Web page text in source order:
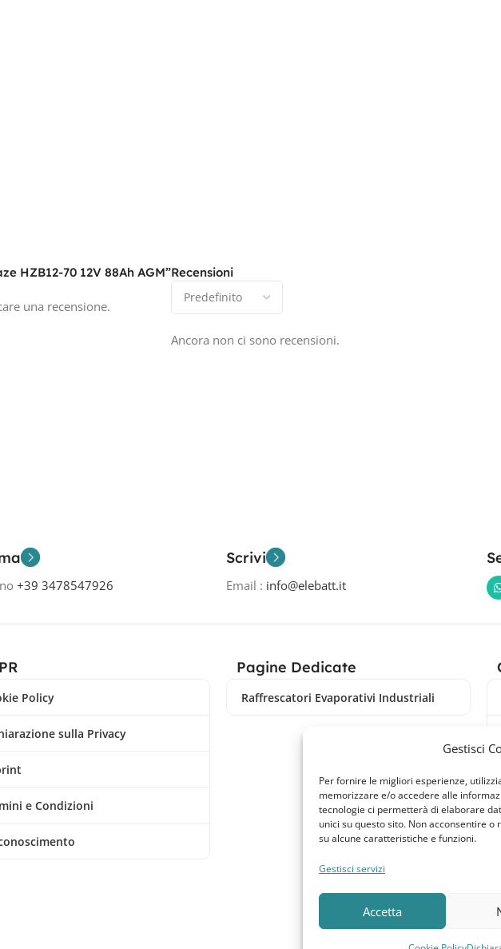
Gestisci
Per fornire le migliori esperienze,
memorizzare e/o accedere alle
tecnologie ci permetterà di elaborare
unici su questo sito. Non acconsentire
su alcune caratteristiche e funzioni.
Gestisci servizi
Accetta
Recensioni
Ancora non ci sono recensioni.
HZB12-70 12V 88Ah AGM”
una recensione.
+39 3478547926
Scrivi
Email : info@elebatt.it
Policy
sulla Privacy
e Condizioni
Pagine Dedicate
Raffrescatori Evaporativi Industriali